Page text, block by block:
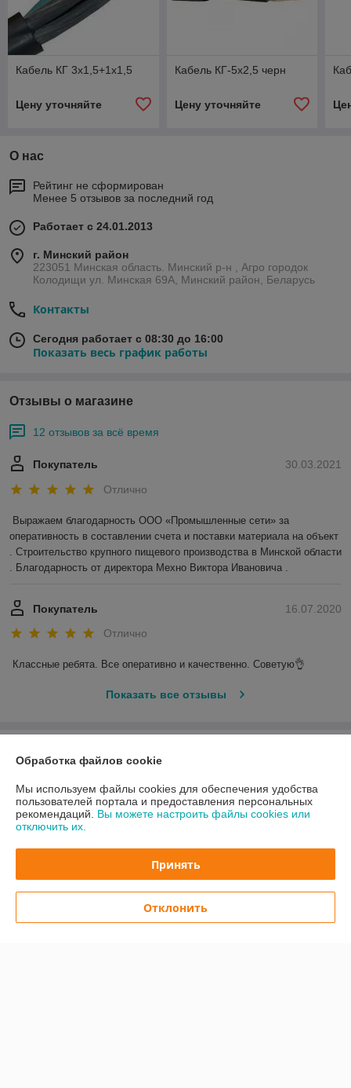
Кабель КГ 3х1,5+1х1,5
Цену уточняйте
Кабель КГ-5х2,5 черн
Цену уточняйте
О нас
Рейтинг не сформирован
Менее 5 отзывов за последний год
Работает с 24.01.2013
г. Минский район
223051 Минская область. Минский р-н , Агро городок
Колодищи ул. Минская 69А, Минский район, Беларусь
Контакты
Сегодня работает с 08:30 до 16:00
Показать весь график работы
Отзывы о магазине
12 отзывов за всё время
30.03.2021
Покупатель
Отлично
Выражаем благодарность ООО «Промышленные сети» за
оперативность в составлении счета и поставки материала на объект
. Строительство крупного пищевого производства в Минской области
. Благодарность от директора Мехно Виктора Ивановича .
16.07.2020
Покупатель
Отлично
Классные ребята. Все оперативно и качественно. Советую👌
Показать все отзывы
Контакты
Доставка и оплата
Полная версия сайта
Обработка файлов cookie
Мы используем файлы cookies для обеспечения удобства
пользователей портала и предоставления персональных
рекомендаций. Вы можете настроить файлы cookies или
отключить их.
Принять
Отклонить